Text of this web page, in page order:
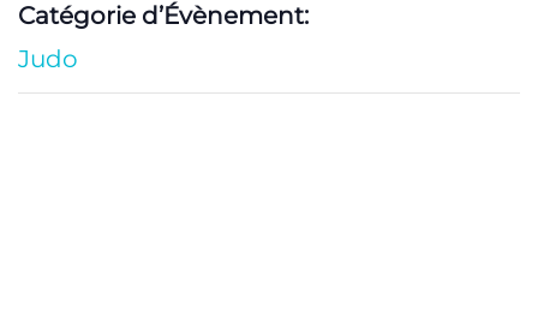
Catégorie d’Évènement:
Judo